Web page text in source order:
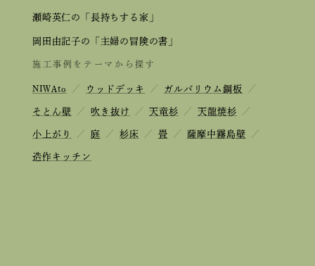
瀬崎英仁の「長持ちする家」
岡田由記子の「主婦の冒険の書」
施工事例をテーマから探す
NIWAto ／ ウッドデッキ ／ ガルバリウム鋼板 ／
そとん壁 ／ 吹き抜け ／ 天竜杉 ／ 天龍焼杉 ／
小上がり ／ 庭 ／ 杉床 ／ 畳 ／ 薩摩中霧島壁 ／
造作キッチン